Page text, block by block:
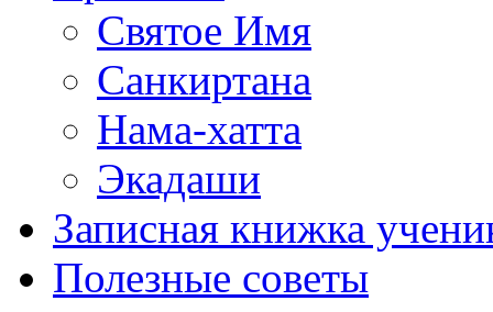
Святое Имя
Санкиртана
Нама-хатта
Экадаши
Записная книжка
Полезные советы